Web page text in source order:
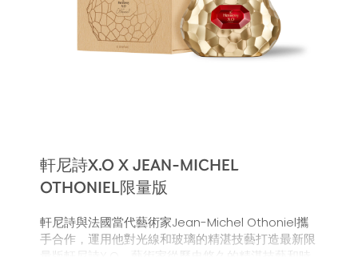
軒尼詩X.O X JEAN-MICHEL
OTHONIEL限量版
軒尼詩與法國當代藝術家Jean-Michel Othoniel攜
手合作，運用他對光線和玻璃的精湛技藝打造最新限
量版軒尼詩X.O。藝術家從歷史悠久的精湛技藝和時